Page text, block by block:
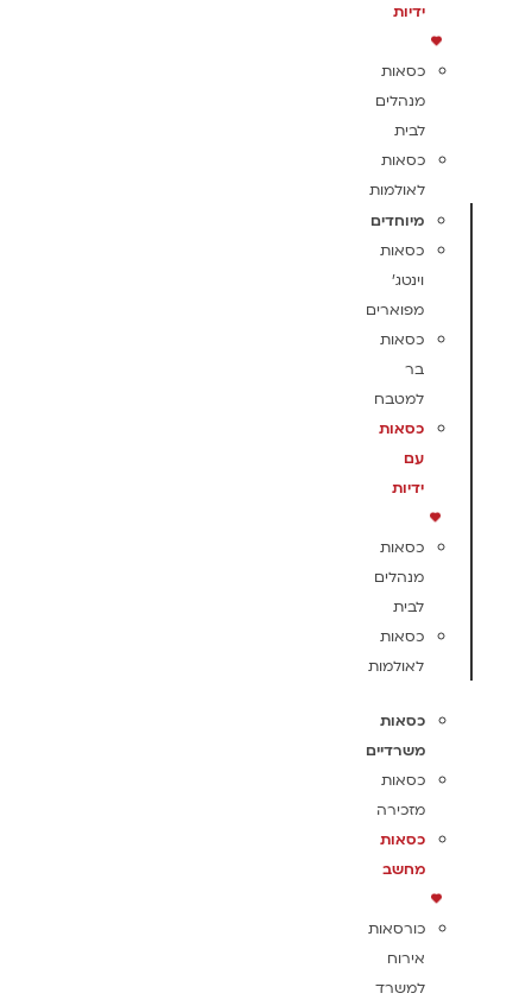
ידיות
כסאות
מנהלים
לבית
כסאות
לאולמות
מיוחדים
כסאות
וינטג'
מפוארים
כסאות
בר
למטבח
כסאות
עם
ידיות
כסאות
מנהלים
לבית
כסאות
לאולמות
כסאות
משרדיים
כסאות
מזכירה
כסאות
מחשב
כורסאות
אירוח
למשרד